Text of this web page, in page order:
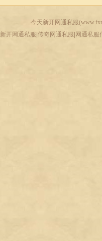
今天新开网通私服(
新开网通私服|传奇网通私服|网通私